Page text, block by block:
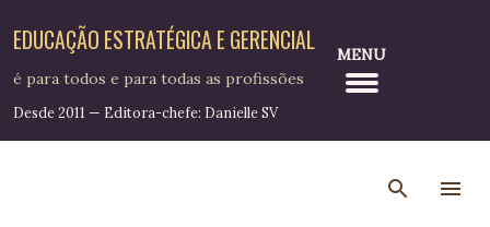
Pular para o conteúdo principal
EDUCAÇÃO ESTRATÉGICA E GERENCIAL
é para todos e para todas as profissões
Desde 2011 — Editora-chefe: Danielle SV
MENU